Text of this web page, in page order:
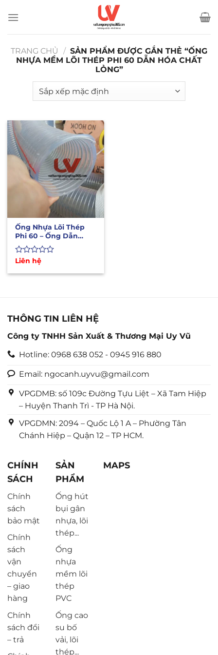
qua
TRANG CHỦ
/ SẢN PHẨM ĐƯỢC GẮN THẺ “ỐNG
NHỰA MỀM LÕI THÉP PHI 60 DẪN HÓA CHẤT
LỎNG”
Ống Nhựa Lõi Thép
Phi 60 – Ống Dẫn
Xăng Dầu Hóa Chất
Lỏng
Được
hạng
Liên hệ
THÔNG TIN LIÊN HỆ
Công ty TNHH Sản Xuất & Thương Mại Uy Vũ
Hotline: 0968 638 052 - 0945 916 880
Email: ngocanh.uyvu@gmail.com
VPGDMB: số 109c Đường Tựu Liệt – Xã Tam Hiệp
– Huyện Thanh Trì - TP Hà Nội.
VPGDMN: 2094 – Quốc Lộ 1 A – Phường Tân
Chánh Hiệp – Quận 12 – TP HCM.
CHÍNH
SÁCH
Chính
sách
bảo mật
Chính
sách
vận
chuyển
– giao
hàng
Chính
sách đổi
– trả
SẢN
PHẨM
Ống hút
bụi gân
nhựa, lõi
thép...
Ống
nhựa
mềm lõi
thép
PVC
Ống cao
su bố
vải, lõi
thép...
MAPS